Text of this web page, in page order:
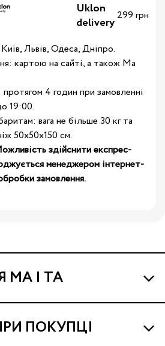
Uklon
delivery 299 грн
Львів, Одеса, Дніпро.
картою на сайті, а також Ма
4 годин при замовленні
19:00.
вага не більше 30 кг та
50х50х150 см.
здійснити експрес-
менеджером інтернет-
замовлення.
МА І ТА
Асистентів
ПОКУПЦІ